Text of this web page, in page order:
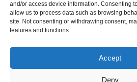
and/or access device information. Consenting
allow us to process data such as browsing
site. Not consenting or withdrawing consent,
features and functions.
Accept
Deny
Avertissez-moi des prochains commentaires
− six =
Contact Webmaster